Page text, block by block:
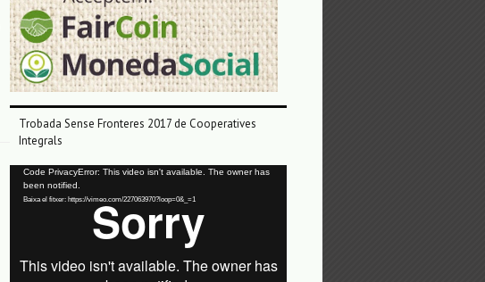
Trobada Sense Fronteres 2017 de Cooperatives
Integrals
Reproductor
vídeo
Code PrivacyError: This video isn't available. The owner has
been notified.
Baixa el fitxer: https://vimeo.com/227063970?loop=0&_=1